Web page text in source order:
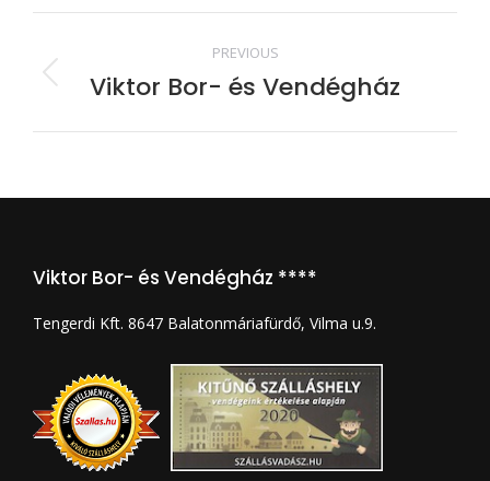
Album
navigation
PREVIOUS
Previous
Viktor Bor- és Vendégház
Viktor Bor- és Vendégház ****
Tengerdi Kft. 8647 Balatonmáriafürdő, Vilma u.9.